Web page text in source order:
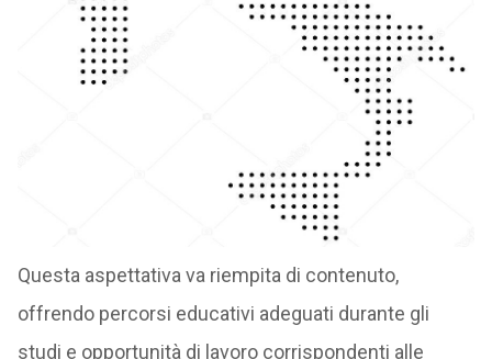
Questa aspettativa va riempita di contenuto,
offrendo percorsi educativi adeguati durante gli
studi e opportunità di lavoro corrispondenti alle